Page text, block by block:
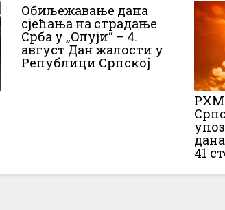
Обиљежавање дана
сјећања на страдање
Срба у „Олуји“ – 4.
август Дан жалости у
Републици Српској
41